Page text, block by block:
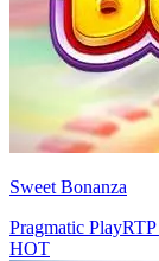
Sweet Bonanza
Pragmatic PlayRTP
HOT